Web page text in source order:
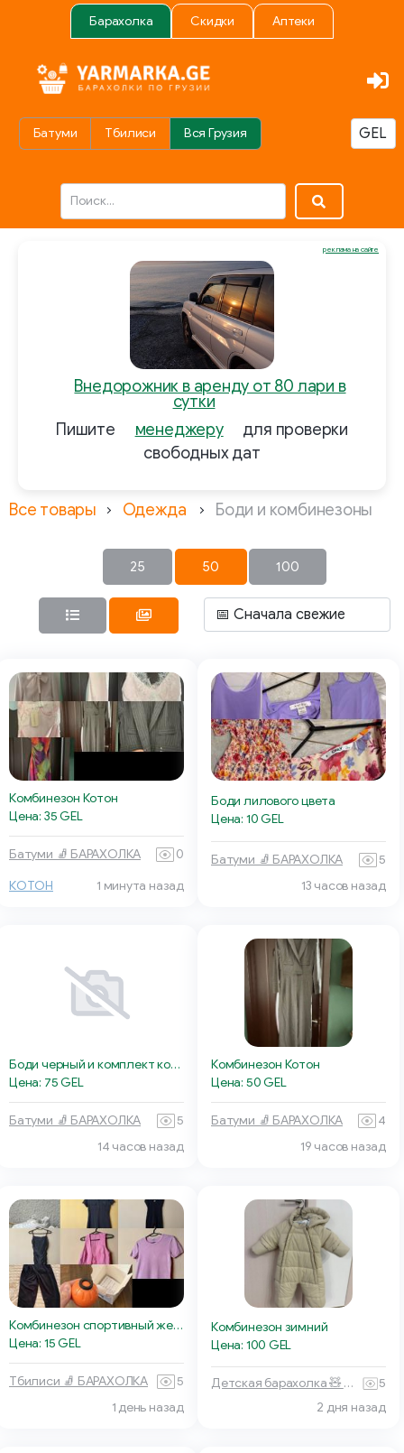
Барахолка Скидки Аптеки
Батуми Тбилиси Вся Грузия
Внедорожник в аренду от 80 лари в
сутки
Пишите
менеджеру
для проверки
свободных дат
реклама на сайте
Все товары Одежда Боди и комбинезоны
25 50 100
Комбинезон Котон
Цена: 35 GEL
Батуми 🧦 БАРАХОЛКА 0
КОТОН 1 минута назад
Боди лилового цвета
Цена: 10 GEL
Батуми 🧦 БАРАХОЛКА
5
13 часов назад
Боди черный и комплект коричневый
Цена: 75 GEL
Батуми 🧦 БАРАХОЛКА
5
14 часов назад
Комбинезон Котон
Цена: 50 GEL
Батуми 🧦 БАРАХОЛКА
4
19 часов назад
Комбинезон спортивный женский
Цена: 15 GEL
Тбилиси 🧦 БАРАХОЛКА
5
1 день назад
Комбинезон зимний
Цена: 100 GEL
Детская барахолка 🧸 Тбилиси
5
2 дня назад